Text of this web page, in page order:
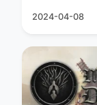
2024-04-08